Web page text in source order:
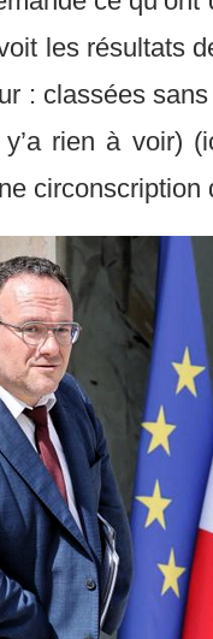
les résultats
: classées
rien à voir)
circonscription